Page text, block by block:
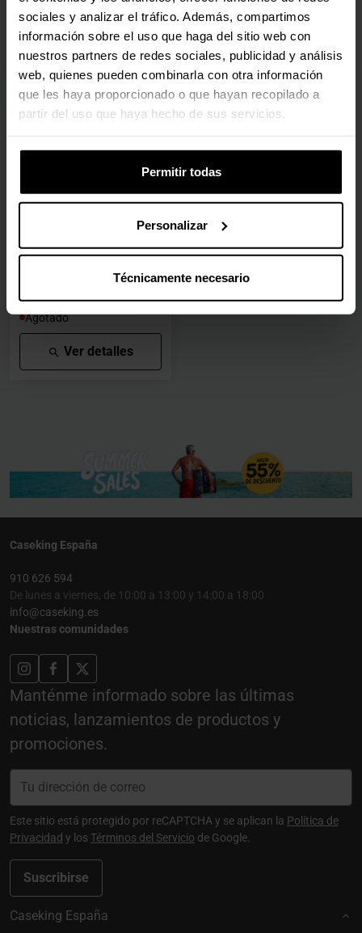
sociales y analizar el tráfico. Además, compartimos
información sobre el uso que haga del sitio web con
nuestros partners de redes sociales, publicidad y análisis
web, quienes pueden combinarla con otra información
que les haya proporcionado o que hayan recopilado a
partir del uso que haya hecho de sus servicios.
Permitir todas
Personalizar
Técnicamente necesario
Agotado
Ver detalles
Agotado
Ver detalles
🕶️ Oferta Gafas
ST2000LM015
PVPR:Precio rebajado desde
189,90 €hasta
Agotado
Ver detalles
Caseking España
910 626 594
De lunes a viernes, de 10:00 a 13:00 y 14:00 a 18:00
info@caseking.es
Nuestras comunidades
Manténme informado sobre las últimas
noticias, lanzamientos de productos y
promociones.
Suscribirse
Este sitio está protegido por reCAPTCHA y se aplican la Política de
Privacidad y losTérminos del Servicio de Google.
Caseking España